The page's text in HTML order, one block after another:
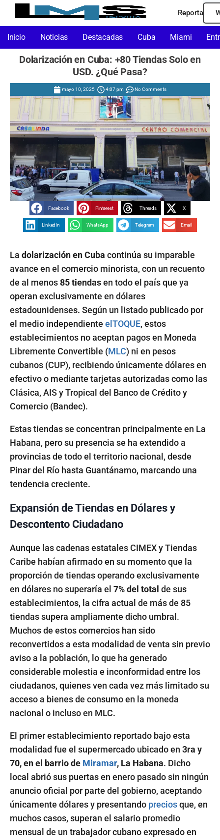
Reporta
Inicio Noticias Destacadas Cuba Miami
Dolarización en Cuba: +80 Tiendas Solo en
USD. ¿Qué Pasa?
mayo 10, 2025 4:07 pm No Comments
Facebook Pinterest Threads X
LinkedIn WhatsApp Telegram Email
La dolarización en Cuba continúa su imparable
avance en el comercio minorista, con un recuento
de al menos85 tiendasen todo el país que ya
operan exclusivamente en dólares
estadounidenses. Según un listado publicado por
el medio independiente elTOQUE, estos
establecimientos no aceptan pagos en Moneda
Libremente Convertible (MLC) ni en pesos
cubanos (CUP), recibiendo únicamente dólares en
efectivo o mediante tarjetas autorizadas como las
Clásica, AIS y Tropical del Banco de Crédito y
Comercio (Bandec).
Estas tiendas se concentran principalmente en La
Habana, pero su presencia se ha extendido a
provincias de todo el territorio nacional, desde
Pinar del Río hasta Guantánamo, marcando una
tendencia creciente.
Expansión de Tiendas en Dólares y
Descontento Ciudadano
Aunque las cadenas estatales CIMEX y Tiendas
Caribe habían afirmado en su momento que la
proporción de tiendas operando exclusivamente
en dólares no superaría el 7% del total de sus
establecimientos, la cifra actual de más de 85
tiendas supera ampliamente dicho umbral.
Muchos de estos comercios han sido
reconvertidos a esta modalidad de venta sin previo
aviso a la población, lo que ha generado
considerable molestia e inconformidad entre los
ciudadanos, quienes ven cada vez más limitado su
acceso a bienes de consumo en la moneda
nacional o incluso en MLC.
El primer establecimiento reportado bajo esta
modalidad fue el supermercado ubicado en 3ra y
70, en el barrio de Miramar, La Habana. Dicho
local abrió sus puertas en enero pasado sin ningún
anuncio oficial por parte del gobierno, aceptando
únicamente dólares y presentando preciosque, en
muchos casos, superan el salario promedio
mensual de un trabajador cubano expresado en